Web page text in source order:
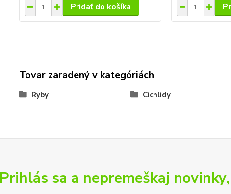
Pridať do košíka
Tovar zaradený v kategóriách
Ryby Cichlidy
Prihlás sa a nepremeškaj